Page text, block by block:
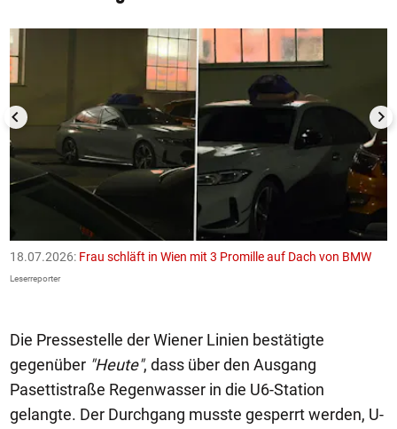
18.07.2026: Frau schläft in Wien mit 3 Promille auf Dach von BMW
Leserreporter
Die Pressestelle der Wiener Linien bestätigte
gegenüber "Heute", dass über den Ausgang
Pasettistraße Regenwasser in die U6-Station
gelangte. Der Durchgang musste gesperrt werden, U-